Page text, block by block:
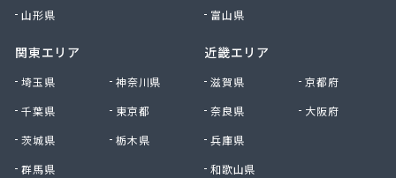
山形県
関東エリア
埼玉県
神奈川県
千葉県
東京都
茨城県
栃木県
群馬県
富山県
近畿エリア
滋賀県
京都府
奈良県
大阪府
兵庫県
和歌山県